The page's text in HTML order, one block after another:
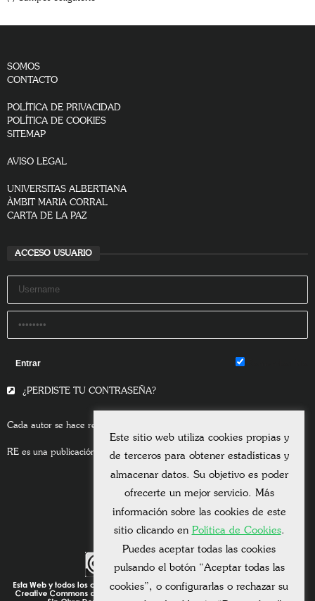
SOMOS
CONTACTO
POLÍTICA DE PRIVACIDAD
POLÍTICA DE COOKIES
SITEMAP
AVISO LEGAL
UNIVERSITAS ALBERTIANA
ÀMBIT MARIA CORRAL
CARTA DE LA PAZ
ACCESO USUARIO
¿PERDISTE TU CONTRASEÑA?
Cada autor se hace responsable del contenido de sus escritos.
RE es una publicación asociada a la Universitas Albertiana.
Este sitio web utiliza cookies propias y
de terceros para obtener estadísticas y
almacenar datos. Su objetivo es poder
ofrecerte un mejor servicio. Más
información sobre las cookies de este
sitio clicando en Política de Cookies.
Puedes aceptar todas las cookies
pulsando el botón “Aceptar todas las
cookies”, o configurarlas o rechazar su